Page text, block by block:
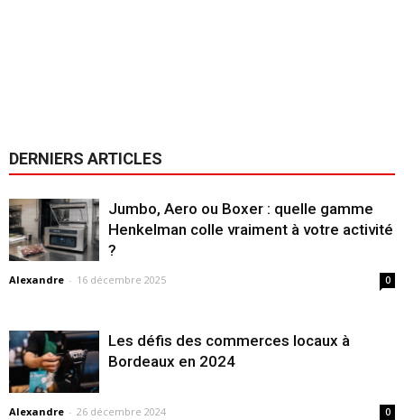
DERNIERS ARTICLES
Jumbo, Aero ou Boxer : quelle gamme
Henkelman colle vraiment à votre activité
?
Alexandre - 16 décembre 2025 0
Les défis des commerces locaux à
Bordeaux en 2024
Alexandre - 26 décembre 2024 0